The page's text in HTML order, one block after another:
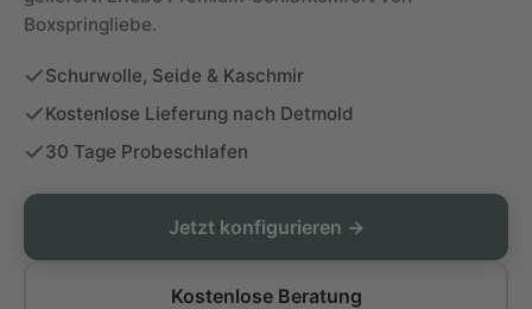
Boxspringliebe.
Schurwolle, Seide & Kaschmir
Kostenlose Lieferung nach Detmold
30 Tage Probeschlafen
Jetzt konfigurieren →
Kostenlose Beratung